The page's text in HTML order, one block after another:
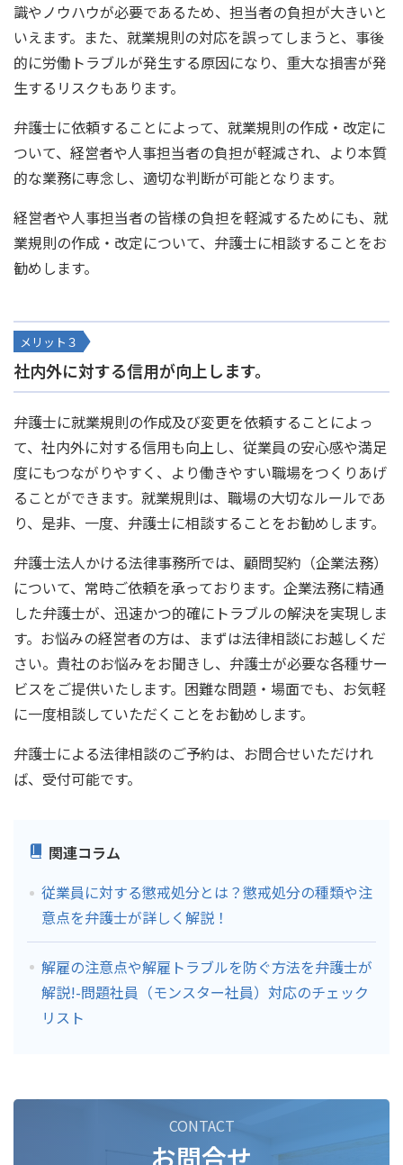
識やノウハウが必要であるため、担当者の負担が大きいと
いえます。また、就業規則の対応を誤ってしまうと、事後
的に労働トラブルが発生する原因になり、重大な損害が発
生するリスクもあります。
弁護士に依頼することによって、就業規則の作成・改定に
ついて、経営者や人事担当者の負担が軽減され、より本質
的な業務に専念し、適切な判断が可能となります。
経営者や人事担当者の皆様の負担を軽減するためにも、就
業規則の作成・改定について、弁護士に相談することをお
勧めします。
メリット３
社内外に対する信用が向上します。
弁護士に就業規則の作成及び変更を依頼することによっ
て、社内外に対する信用も向上し、従業員の安心感や満足
度にもつながりやすく、より働きやすい職場をつくりあげ
ることができます。就業規則は、職場の大切なルールであ
り、是非、一度、弁護士に相談することをお勧めします。
弁護士法人かける法律事務所では、顧問契約（企業法務）
について、常時ご依頼を承っております。企業法務に精通
した弁護士が、迅速かつ的確にトラブルの解決を実現しま
す。お悩みの経営者の方は、まずは法律相談にお越しくだ
さい。貴社のお悩みをお聞きし、弁護士が必要な各種サー
ビスをご提供いたします。困難な問題・場面でも、お気軽
に一度相談していただくことをお勧めします。
弁護士による法律相談のご予約は、お問合せいただけれ
ば、受付可能です。
関連コラム
従業員に対する懲戒処分とは？懲戒処分の種類や注
意点を弁護士が詳しく解説！
解雇の注意点や解雇トラブルを防ぐ方法を弁護士が
解説!-問題社員（モンスター社員）対応のチェック
リスト
CONTACT
お問合せ